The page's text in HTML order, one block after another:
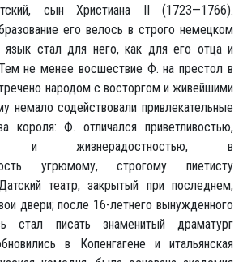
сын Христиана II (1723—1766).
его велось в строго немецком
язык стал для него, как для его отца и
не менее восшествие Ф. на престол в
народом с восторгом и живейшими
немало содействовали привлекательные
короля: Ф. отличался приветливостью,
и жизнерадостностью, в
угрюмому, строгому пиетисту
театр, закрытый при последнем,
двери; после 16-летнего вынужденного
стал писать знаменитый драматург
в Копенгагене и итальянская